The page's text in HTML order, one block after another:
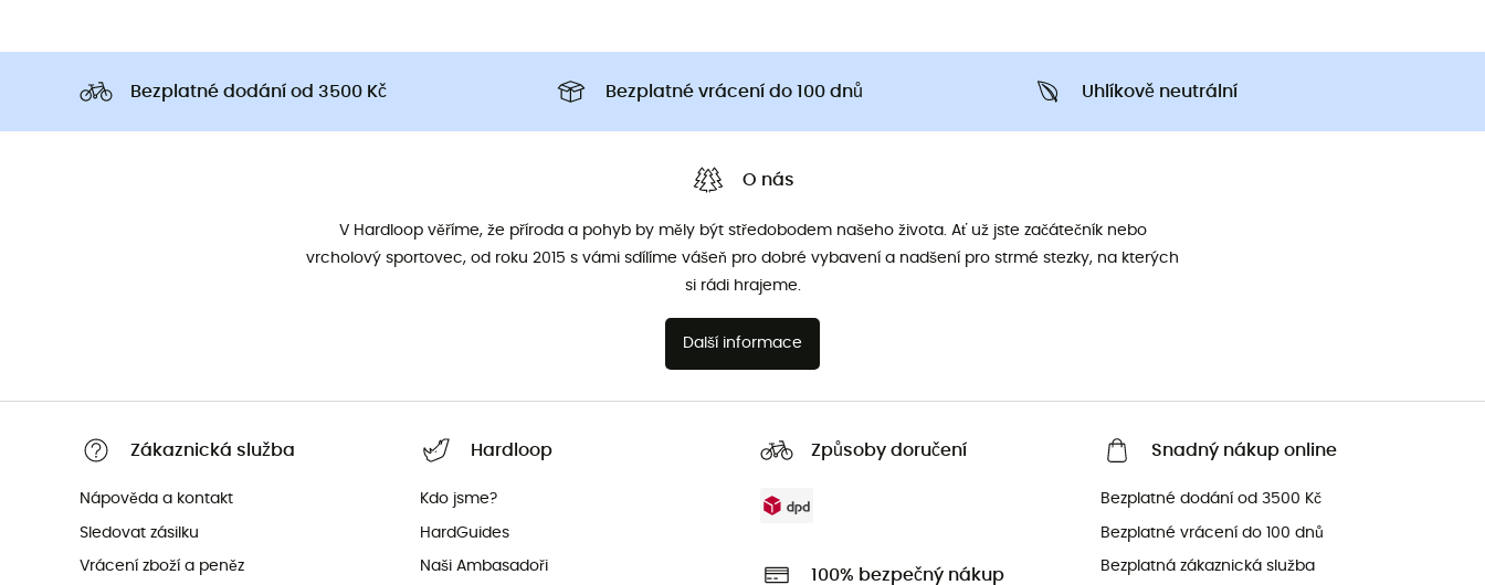
Bezplatné dodání od 3500 Kč Bezplatné vrácení do 100 dnů Uhlíkově neutrální
O nás
V Hardloop věříme, že příroda a pohyb by měly být středobodem našeho života. Ať už jste začátečník nebo
vrcholový sportovec, od roku 2015 s vámi sdílíme vášeň pro dobré vybavení a nadšení pro strmé stezky, na kterých
si rádi hrajeme.
Další informace
Zákaznická služba
Nápověda a kontakt
Sledovat zásilku
Vrácení zboží a peněz
Hardloop
Kdo jsme?
HardGuides
Naši Ambasadoři
Způsoby doručení
100% bezpečný nákup
Snadný nákup online
Bezplatné dodání od 3500 Kč
Bezplatné vrácení do 100 dnů
Bezplatná zákaznická služba